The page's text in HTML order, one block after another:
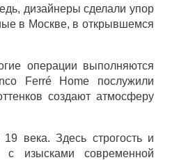
дизайнеры сделали упор
в Москве, в открывшемся
операции выполняются
Ferré Home послужили
создают атмосферу
века. Здесь строгость и
с изысками современной